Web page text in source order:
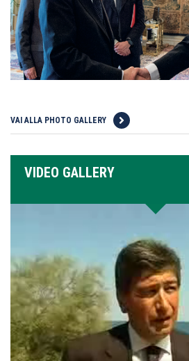
VAI ALLA PHOTO GALLERY
VIDEO GALLERY